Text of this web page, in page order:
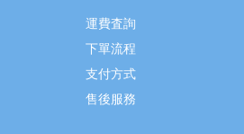
運費査詢
下單流程
支付方式
售後服務